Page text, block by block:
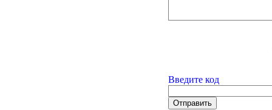
Введите код